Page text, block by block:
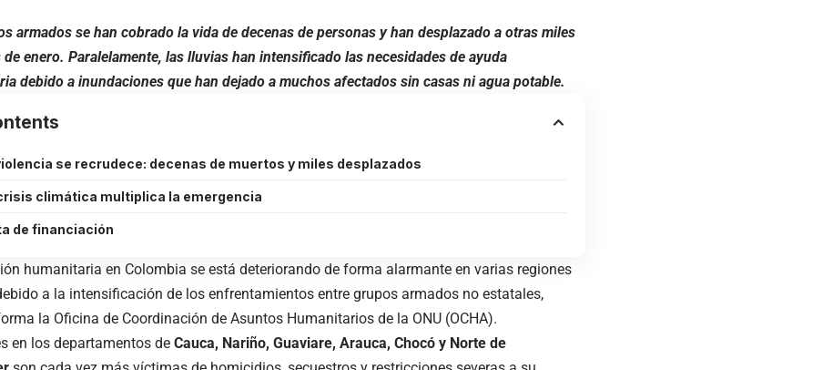
armados se han cobrado la vida de decenas de personas y han desplazado a otras miles
de enero. Paralelamente, las lluvias han intensificado las necesidades de ayuda
debido a inundaciones que han dejado a muchos afectados sin casas ni agua potable.
se recrudece: decenas de muertos y miles desplazados
climática multiplica la emergencia
de financiación
humanitaria en Colombia se está deteriorando de forma alarmante en varias regiones
a la intensificación de los enfrentamientos entre grupos armados no estatales,
la Oficina de Coordinación de Asuntos Humanitarios de la ONU (OCHA).
en los departamentos de Cauca, Nariño, Guaviare, Arauca, Chocó y Norte de